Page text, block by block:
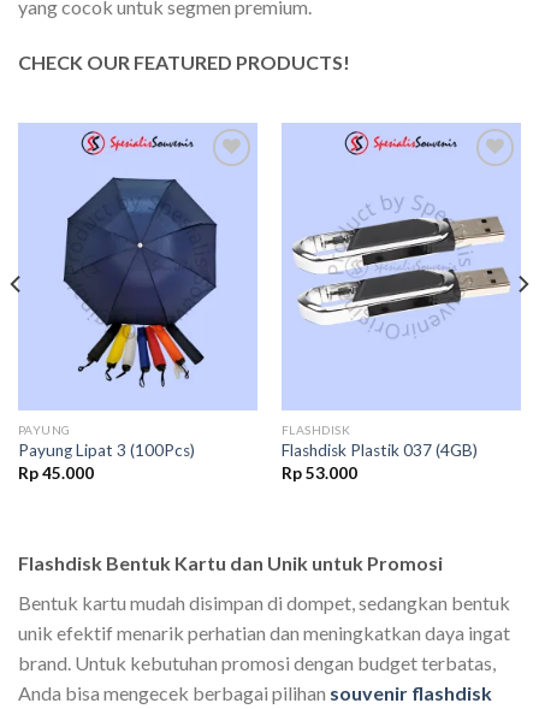
yang cocok untuk segmen premium.
CHECK OUR FEATURED PRODUCTS!
Add to
PAYUNG
Payung Lipat 3 (100Pcs)
Rp45.000
Add to
wishlist
FLASHDISK
Flashdisk Plastik 037 (4GB)
Rp53.000
Flashdisk Bentuk Kartu dan Unik untuk Promosi
Bentuk kartu mudah disimpan di dompet, sedangkan bentuk
unik efektif menarik perhatian dan meningkatkan daya ingat
brand. Untuk kebutuhan promosi dengan budget terbatas,
Anda bisa mengecek berbagai pilihan souvenir flashdisk